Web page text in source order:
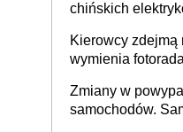
chińskich
Kierowcy zdejmą
wymienia
Zmiany w
samochodów.